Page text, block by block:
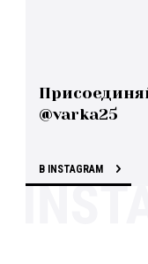
@varka25
В INSTAGRAM